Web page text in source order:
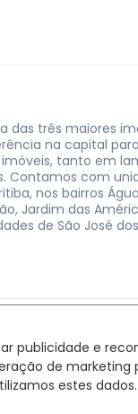
publicidade e
de marketing
estes dados.
das três maiores
na capital
tanto em
Contamos com
nos bairros
Jardim das
de São José